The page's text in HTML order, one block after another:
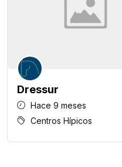
Dressur
Hace 9 meses
Centros Hípicos